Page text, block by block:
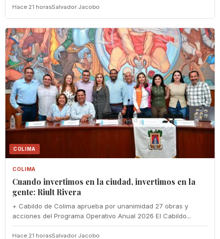
Hace 21 horasSalvador Jacobo
COLIMA
COLIMA
Cuando invertimos en la ciudad, invertimos en la
gente: Riult Rivera
+ Cabildo de Colima aprueba por unanimidad 27 obras y
acciones del Programa Operativo Anual 2026 El Cabildo...
Hace 21 horasSalvador Jacobo